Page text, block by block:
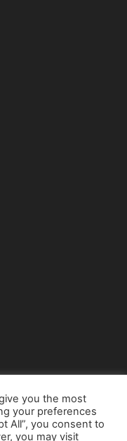
you the most
your preferences
All”, you consent to
you may visit